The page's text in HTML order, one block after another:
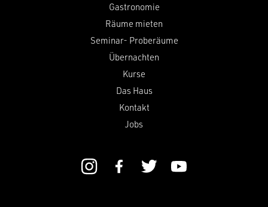
Gastronomie
Räume mieten
Seminar- Proberäume
Übernachten
Kurse
Das Haus
Kontakt
Jobs